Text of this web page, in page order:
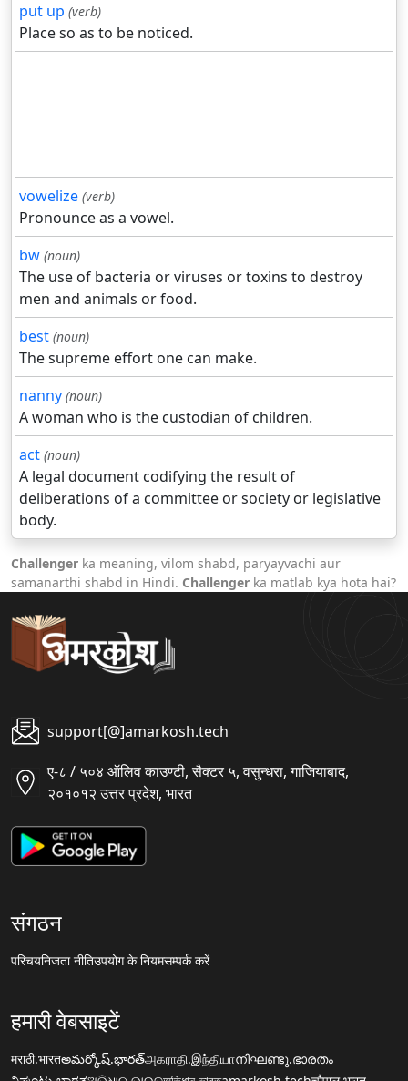
put up (verb)
Place so as to be noticed.
vowelize (verb)
Pronounce as a vowel.
bw (noun)
The use of bacteria or viruses or toxins to destroy
men and animals or food.
best (noun)
The supreme effort one can make.
nanny (noun)
A woman who is the custodian of children.
act (noun)
A legal document codifying the result of
deliberations of a committee or society or legislative
body.
Challenger ka meaning, vilom shabd, paryayvachi aur
samanarthi shabd in Hindi. Challenger ka matlab kya hota hai?
support[@]amarkosh.tech
ए-८ / ५०४ ऑलिव काउण्टी, सैक्टर ५, वसुन्धरा, गाजियाबाद,
२०१०१२ उत्तर प्रदेश, भारत
संगठन
परिचयनिजता नीतिउपयोग के नियमसम्पर्क करें
हमारी वेबसाइटें
मराठी.भारतఅమర్కోష్.భారత్அகராதி.இந்தியாനിഘണ്ടു.ഭാരതം